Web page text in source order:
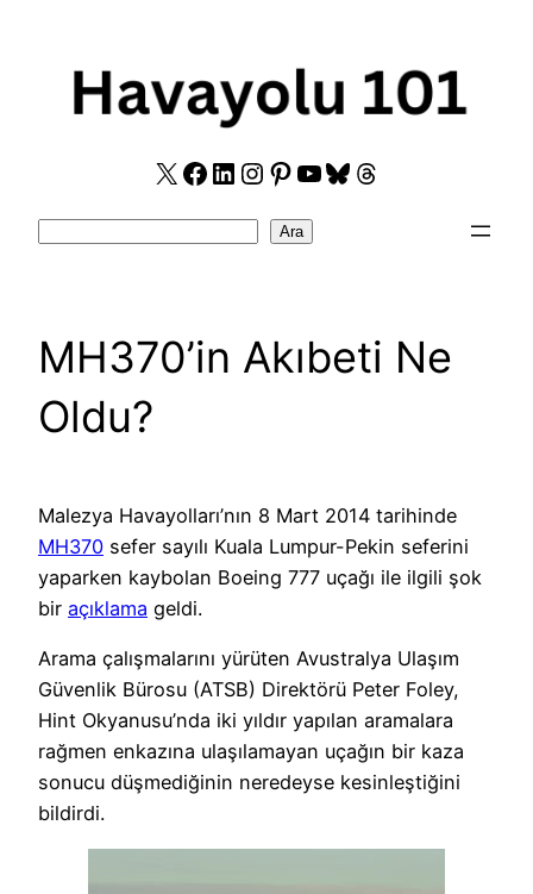
X Facebook
LinkedIn
Instagram
Pinterest
YouTube
Bluesky
Threads
Ara
MH370’in Akıbeti Ne
Oldu?
Malezya Havayolları’nın 8 Mart 2014 tarihinde
MH370 sefer sayılı Kuala Lumpur-Pekin seferini
yaparken kaybolan Boeing 777 uçağı ile ilgili şok
bir açıklama geldi.
Arama çalışmalarını yürüten Avustralya Ulaşım
Güvenlik Bürosu (ATSB) Direktörü Peter Foley,
Hint Okyanusu’nda iki yıldır yapılan aramalara
rağmen enkazına ulaşılamayan uçağın bir kaza
sonucu düşmediğinin neredeyse kesinleştiğini
bildirdi.